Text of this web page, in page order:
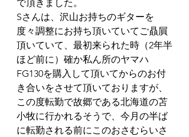
で頂きました。
Sさんは、沢山お持ちのギターを
度々調整にお持ち頂いていてご贔屓
頂いていて、最初来られた時（2年半
ほど前に）確か私ん所のヤマハ
FG130を購入して頂いてからのお付
き合いをさせて頂いておりますが、
この度転勤で故郷である北海道の苫
小牧に行かれるそうで、今月の半ば
に転勤される前にこのおさむらいさ